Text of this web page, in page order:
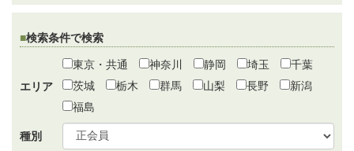
検索条件で検索
エリア
東京・共通 神奈川 静岡 埼玉
千葉
茨城
栃木 群馬 山梨 長野
新潟
福島
種別